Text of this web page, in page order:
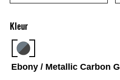
Kleur
Ebony / Metallic Carbon